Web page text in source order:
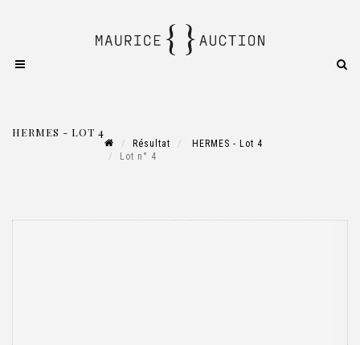
HERMES - LOT 4
Résultat
HERMES - Lot 4
Lot n° 4